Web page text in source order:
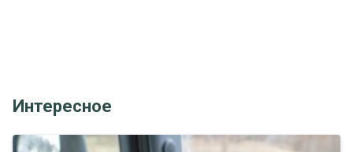
Интересное